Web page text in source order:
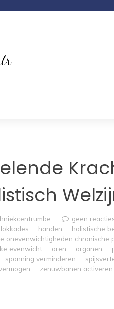
geen
handen
holistische
onevenwichtigheden chronische
evenwicht oren organen
spanning verminderen
zenuwbanen activeren